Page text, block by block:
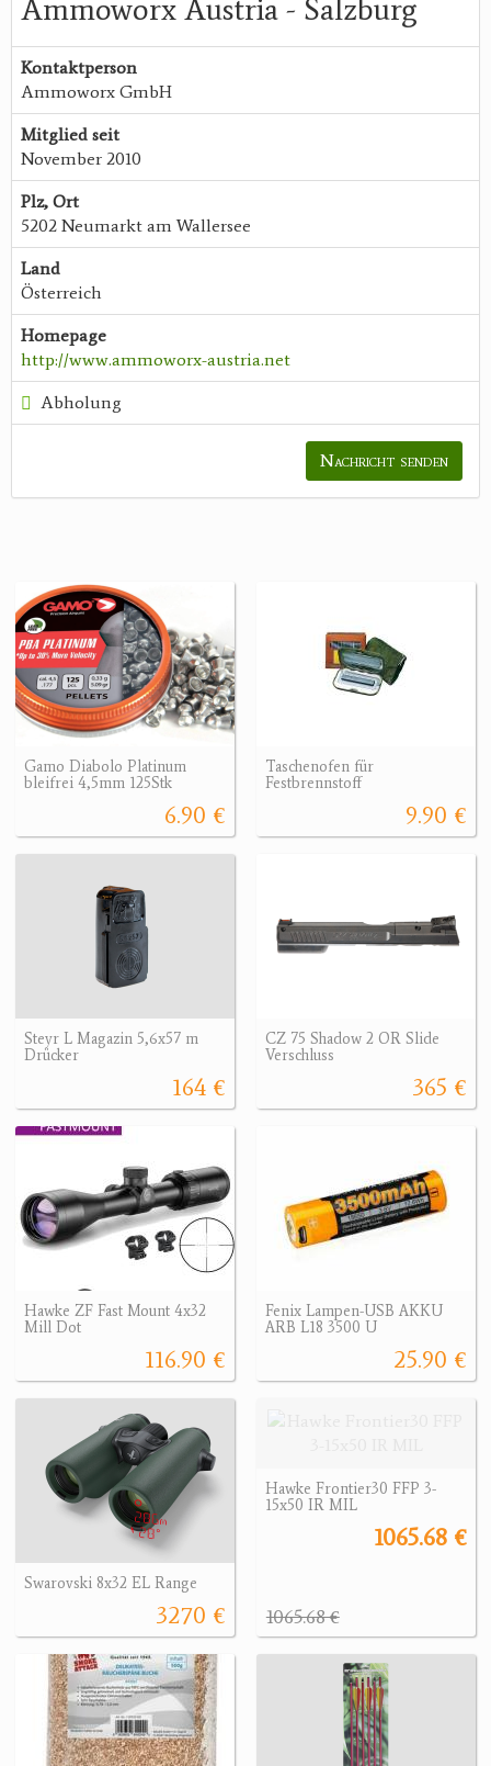
Ammoworx Austria - Salzburg
Kontaktperson
Ammoworx GmbH
Mitglied seit
November 2010
Plz, Ort
5202 Neumarkt am Wallersee
Land
Österreich
Homepage
http://www.ammoworx-austria.net
Abholung
Nachricht senden
Gamo Diabolo Platinum
bleifrei 4,5mm 125Stk
6.90 €
Taschenofen für
Festbrennstoff
9.90 €
Steyr L Magazin 5,6x57 m
Drücker
164 €
CZ 75 Shadow 2 OR Slide
Verschluss
365 €
Hawke ZF Fast Mount 4x32
Mill Dot
116.90 €
Fenix Lampen-USB AKKU
ARB L18 3500 U
25.90 €
Swarovski 8x32 EL Range
3270 €
Hawke Frontier30 FFP 3-
15x50 IR MIL
1065.68 €
1065.68 €